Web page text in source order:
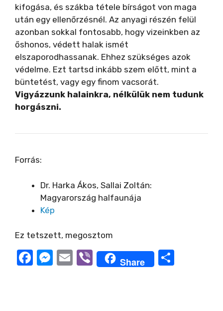
kifogása, és szákba tétele bírságot von maga
után egy ellenőrzésnél. Az anyagi részén felül
azonban sokkal fontosabb, hogy vizeinkben az
őshonos, védett halak ismét
elszaporodhassanak. Ehhez szükséges azok
védelme. Ezt tartsd inkább szem előtt, mint a
büntetést, vagy egy finom vacsorát.
Vigyázzunk halainkra, nélkülük nem tudunk
horgászni.
Forrás:
Dr. Harka Ákos, Sallai Zoltán:
Magyarország halfaunája
Kép
Ez tetszett, megosztom
F
M E
Vi
b
Share